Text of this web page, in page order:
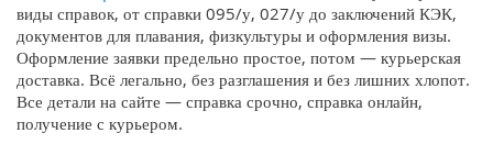
виды справок, от справки 095/у, 027/у до заключений КЭК,
документов для плавания, физкультуры и оформления визы.
Оформление заявки предельно простое, потом — курьерская
доставка. Всё легально, без разглашения и без лишних хлопот.
Все детали на сайте — справка срочно, справка онлайн,
получение с курьером.